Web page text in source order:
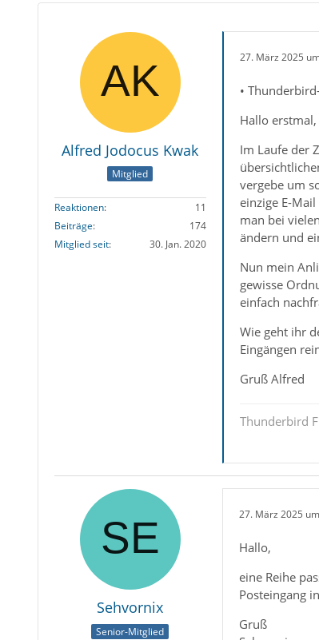
Alfred Jodocus Kwak
Mitglied
Reaktionen
11
Beiträge
174
Mitglied seit
30. Jan. 2020
27. März 2025
•
Hallo erstmal,
Im Laufe der
vergebe um
einzige E-
man bei
ändern und
Nun mein
gewisse
einfach
Wie geht ihr
Eingängen
Gruß Alfred
Thunderbird
Sehvornix
Senior-Mitglied
27. März 2025
Hallo,
eine Reihe
Posteingang
Gruß